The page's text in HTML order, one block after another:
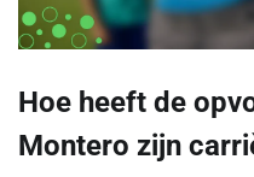
Hoe heeft de
Montero zijn